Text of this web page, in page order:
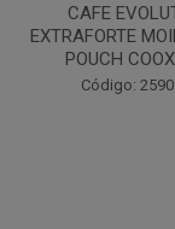
CAFE
TRADIONAL
POUCH
Código: